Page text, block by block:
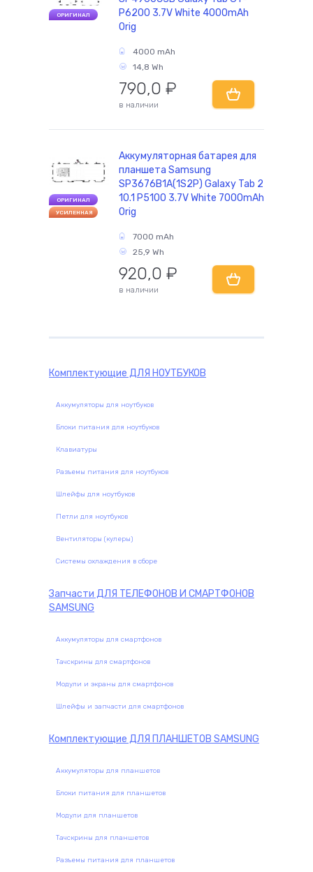
ОРИГИНАЛ
P6200 3.7V White 4000mAh
Orig
4000 mAh
14,8 Wh
790,0 ₽
в наличии
ОРИГИНАЛ
УСИЛЕННАЯ
Аккумуляторная батарея для
планшета Samsung
SP3676B1A(1S2P) Galaxy Tab 2
10.1 P5100 3.7V White 7000mAh
Orig
7000 mAh
25,9 Wh
920,0 ₽
в наличии
Комплектующие ДЛЯ НОУТБУКОВ
Аккумуляторы для ноутбуков
Блоки питания для ноутбуков
Клавиатуры
Разъемы питания для ноутбуков
Шлейфы для ноутбуков
Петли для ноутбуков
Вентиляторы (кулеры)
Системы охлаждения в сборе
Запчасти ДЛЯ ТЕЛЕФОНОВ И СМАРТФОНОВ
SAMSUNG
Аккумуляторы для смартфонов
Тачскрины для смартфонов
Модули и экраны для смартфонов
Шлейфы и запчасти для смартфонов
Комплектующие ДЛЯ ПЛАНШЕТОВ SAMSUNG
Аккумуляторы для планшетов
Блоки питания для планшетов
Модули для планшетов
Тачскрины для планшетов
Разъемы питания для планшетов